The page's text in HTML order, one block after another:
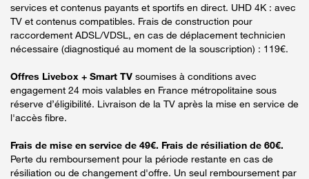
services et contenus payants et sportifs en direct. UHD 4K : avec
TV et contenus compatibles. Frais de construction pour
raccordement ADSL/VDSL, en cas de déplacement technicien
nécessaire (diagnostiqué au moment de la souscription) : 119€.
Offres Livebox + Smart TV soumises à conditions avec
engagement 24 mois valables en France métropolitaine sous
réserve d’éligibilité. Livraison de la TV après la mise en service de
l'accès fibre.
Frais de mise en service de 49€. Frais de résiliation de 60€.
Perte du remboursement pour la période restante en cas de
résiliation ou de changement d'offre. Un seul remboursement par